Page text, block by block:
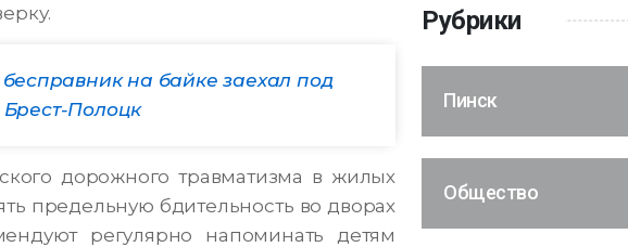
на байке заехал под
Полоцк
дорожного травматизма в жилых
предельную бдительность во дворах
регулярно напоминать детям
Рубрики
Пинск
Общество